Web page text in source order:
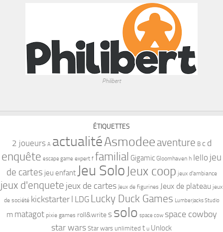
Philibert
ÉTIQUETTES
2 joueurs A actualitéAsmodee aventure B c d
enquête escape game expert f familial Gigamic Gloomhaven h Iello jeu
de cartes jeu enfant Jeu Solo Jeux coop jeux d'ambiance
jeux d'enquete jeux de cartes Jeux de figurines Jeux de plateau jeux
de société kickstarter l LDG Lucky Duck Games Lumberjacks Studio
m matagot pixie games roll&write s solo space cow space cowboy
star wars Star wars unlimited t u Unlock